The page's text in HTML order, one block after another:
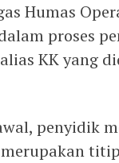
Humas
proses
KK yang
penyidik